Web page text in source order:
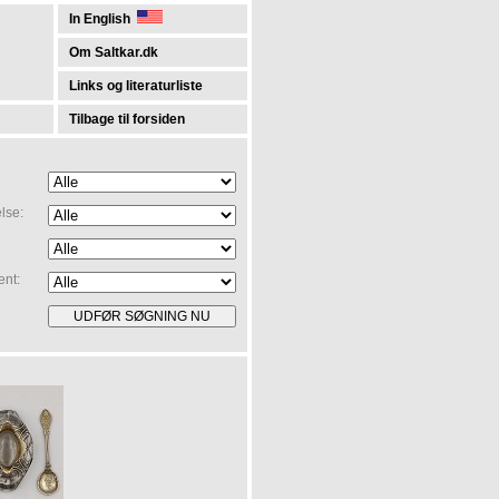
In English
Om Saltkar.dk
Links og literaturliste
Tilbage til forsiden